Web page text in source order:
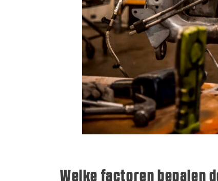
Welke factoren bepalen